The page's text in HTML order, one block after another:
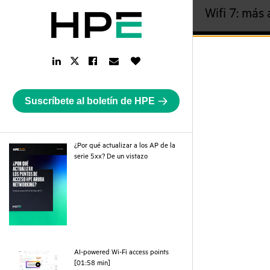
Wifi 7: más
LinkedIn
Link
Twitter
Facebook
Link
Email
Link
Suscríbete al boletín de HPE
¿Por qué actualizar a los AP de la
serie 5xx? De un vistazopdf
AI-powered Wi-Fi access points
[01:58 min]